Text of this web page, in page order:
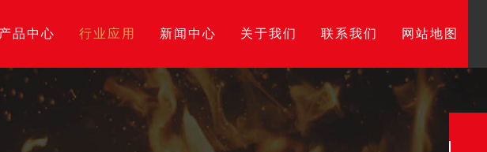
产品中心 行业应用 新闻中心 关于我们 联系我们 网站地图